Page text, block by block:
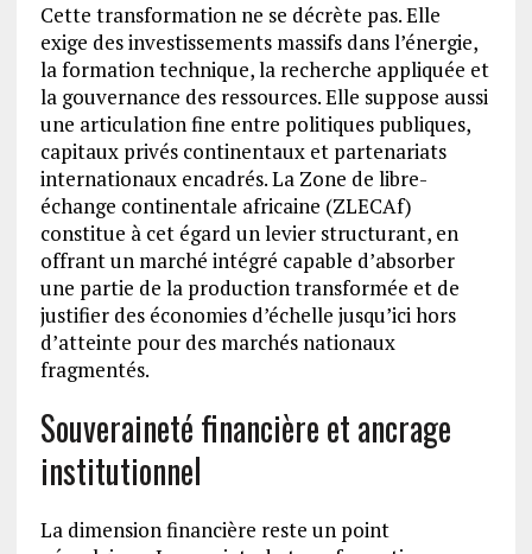
Cette transformation ne se décrète pas. Elle
exige des investissements massifs dans l’énergie,
la formation technique, la recherche appliquée et
la gouvernance des ressources. Elle suppose aussi
une articulation fine entre politiques publiques,
capitaux privés continentaux et partenariats
internationaux encadrés. La Zone de libre-
échange continentale africaine (ZLECAf)
constitue à cet égard un levier structurant, en
offrant un marché intégré capable d’absorber
une partie de la production transformée et de
justifier des économies d’échelle jusqu’ici hors
d’atteinte pour des marchés nationaux
fragmentés.
Souveraineté financière et ancrage
institutionnel
La dimension financière reste un point